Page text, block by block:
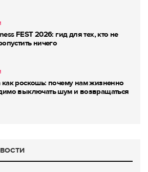
FEST 2026: гид для тех, кто не
ничего
роскошь: почему нам жизненно
выключать шум и возвращаться